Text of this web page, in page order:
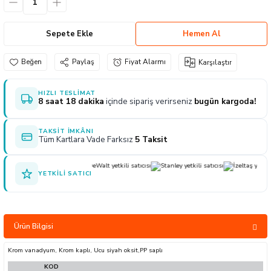
Panter Testere ve Sünger Kesme
Planyalar
Makinaları
Tork Anahtarı
Nokta Zımbalar
Uçlar
Sepete Ekle Hemen Al
Paylaş Fiyat Alarmı Karşılaştır
HIZLI TESLIMAT
8 saat 18 dakika içinde sipariş verirseniz bugün kargoda!
TAKSIT İMKÂNI
Tüm Kartlara Vade Farksız 5 Taksit
YETKILI SATICI
Ürün Bilgisi
Krom vanadyum, Krom kaplı, Ucu siyah oksit,PP saplı
KOD